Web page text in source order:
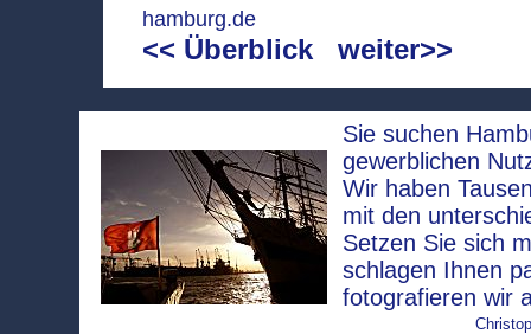
hamburg.de
<< Überblick weiter>>
Sie suchen
gewerblichen
Wir haben
mit den
Setzen Sie sich
schlagen Ihnen
fotografieren wir